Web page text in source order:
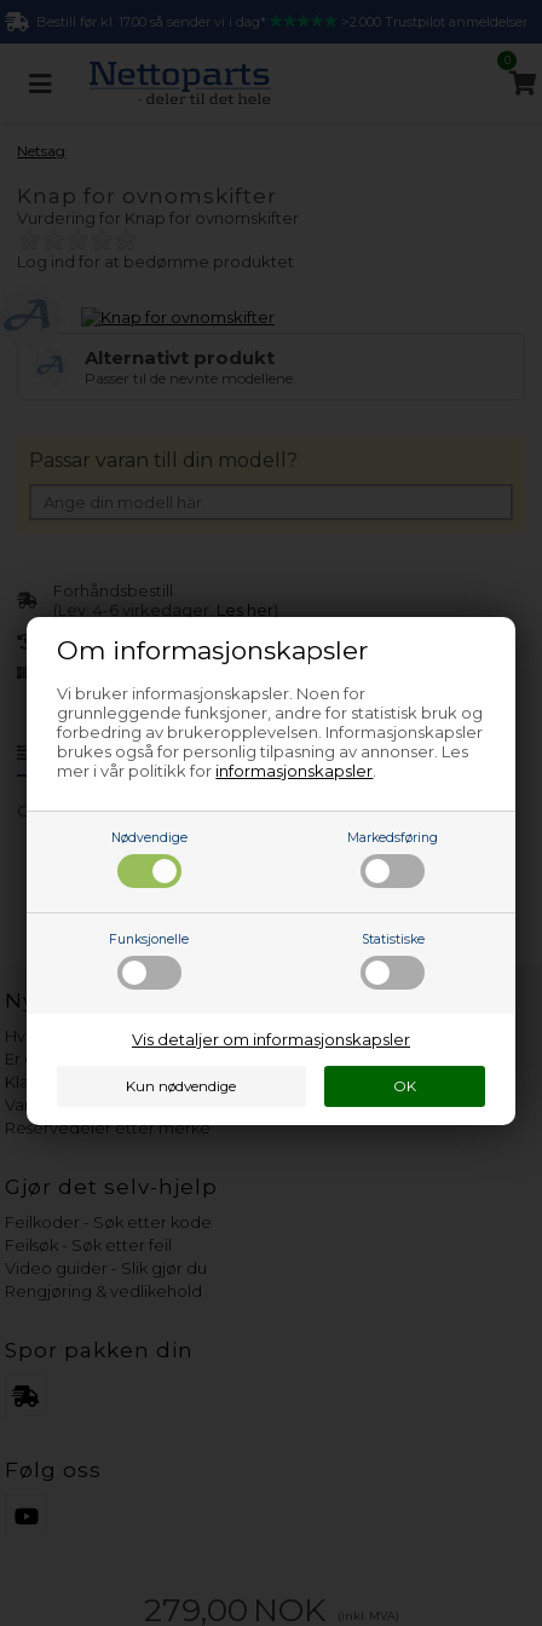
Om informasjonskapsler
Vi bruker informasjonskapsler. Noen for
grunnleggende funksjoner, andre for statistisk bruk og
forbedring av brukeropplevelsen. Informasjonskapsler
brukes også for personlig tilpasning av annonser. Les
mer i vår politikk for informasjonskapsler
Nødvendige Markedsføring
Funksjonelle Statistiske
Vis detaljer om informasjonskapsler
Bestill før kl. 17.00 så sender vi i dag* >2.000 Trustpilot anmeldelser
0
Netsag
Knap for ovnomskifter
Vurdering for Knap for ovnomskifter
Log ind for at bedømme produktet
Alternativt produkt
Passer til de nevnte modellene.
Produktinfo Spørsmål om varen?
CC 36050 V
279,00 NOK (inkl. MVA)
Forhåndsbestill
(Lev. 4-6 virkedager. Les her)
30 dagers returrett
Passar varan till din modell?
Nyttige lenker
Hvor gammelt er apparatet mitt?
Er det verdt å reparere?
Klage på bassengrobot
Vannets hardhetsgrad
Reservedeler etter merke
Gjør det selv-hjelp
Feilkoder - Søk etter kode
Feilsøk - Søk etter feil
Video guider - Slik gjør du
Rengjøring & vedlikehold
Spor pakken din
Følg oss